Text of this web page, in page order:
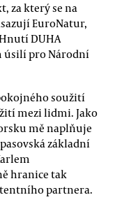
za který se na
EuroNatur,
DUHA
úsilí pro Národní
soužití
mezi lidmi. Jako
mě naplňuje
základní
hranice tak
partnera.